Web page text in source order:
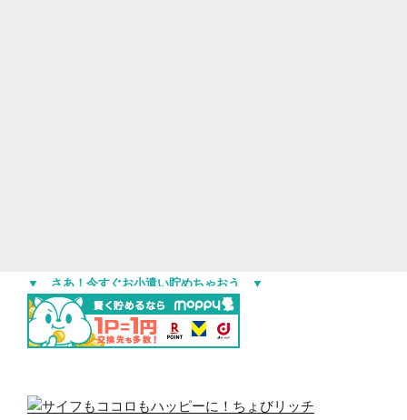
▼ さあ！今すぐお小遣い貯めちゃおう ▼